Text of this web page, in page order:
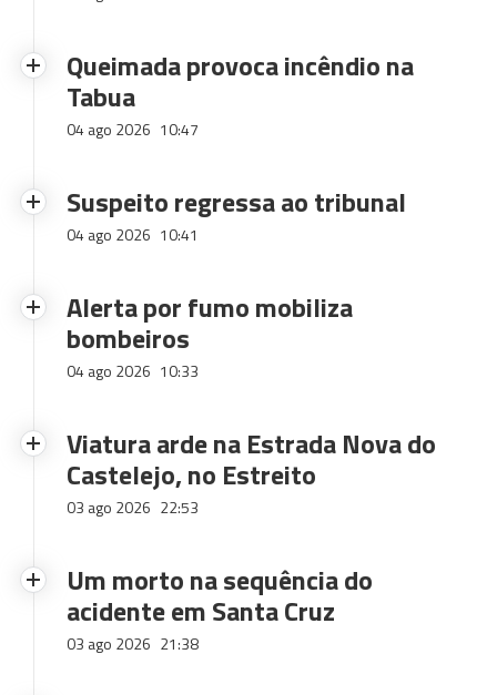
Queimada provoca incêndio na
Tabua
04 ago 2026 10:47
Suspeito regressa ao tribunal
04 ago 2026 10:41
Alerta por fumo mobiliza
bombeiros
04 ago 2026 10:33
Viatura arde na Estrada Nova do
Castelejo, no Estreito
03 ago 2026 22:53
Um morto na sequência do
acidente em Santa Cruz
03 ago 2026 21:38